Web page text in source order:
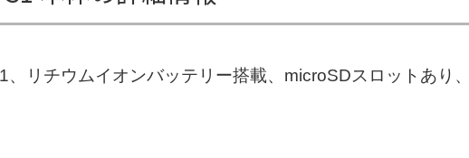
リチウムイオンバッテリー搭載、microSDスロットあり、